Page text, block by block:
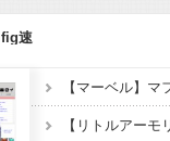
fig速